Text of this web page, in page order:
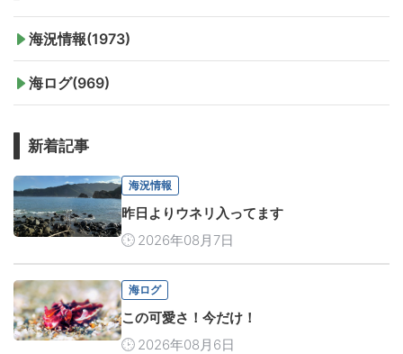
海況情報(1973)
海ログ(969)
新着記事
海況情報
昨日よりウネリ入ってます
2026年08月7日
海ログ
この可愛さ！今だけ！
2026年08月6日